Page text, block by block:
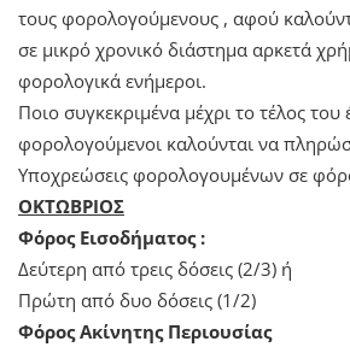
τους φορολογούμενους , αφού
σε μικρό χρονικό διάστημα αρκετά
φορολογικά ενήμεροι.
Ποιο συγκεκριμένα μέχρι το τέλος του
φορολογούμενοι καλούνται να
Υποχρεώσεις φορολογουμένων σε
ΟΚΤΩΒΡΙΟΣ
Φόρος Εισοδήματος :
Δεύτερη από τρεις δόσεις (2/3) ή
Πρώτη από δυο δόσεις (1/2)
Φόρος Ακίνητης Περιουσίας